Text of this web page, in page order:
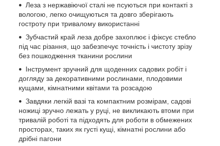
Леза з нержавіючої сталі не псуються при контакті з
вологою, легко очищуються та довго зберігають
гостроту при тривалому використанні
Зубчастий край леза добре захоплює і фіксує стебло
під час різання, що забезпечує точність і чистоту зрізу
без пошкодження тканини рослини
Інструмент зручний для щоденних садових робіт і
догляду за декоративними рослинами, плодовими
кущами, кімнатними квітами та розсадою
Завдяки легкій вазі та компактним розмірам, садові
ножиці зручно лежать у руці, не викликають втоми при
тривалій роботі та підходять для роботи в обмежених
просторах, таких як густі кущі, кімнатні рослини або
дрібні пагони